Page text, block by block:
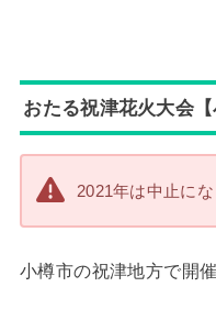
おたる祝津花火大会【
2021年は中止にな
小樽市の祝津地方で開